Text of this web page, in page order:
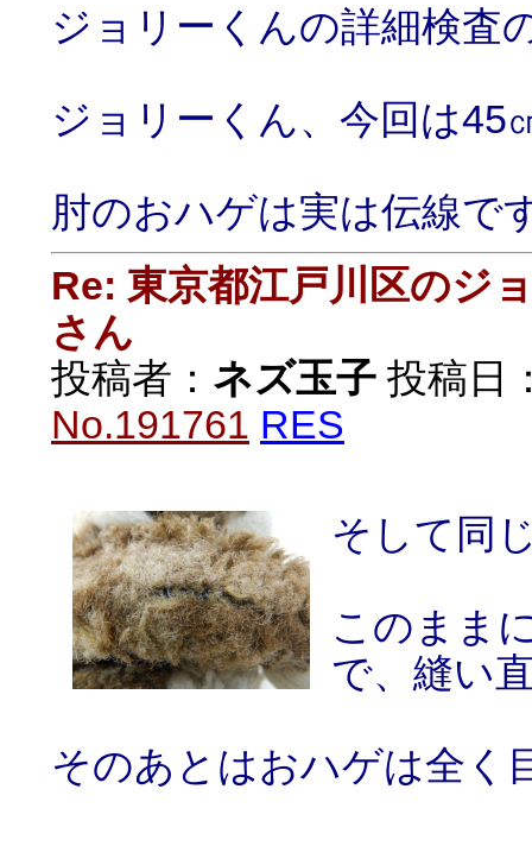
ジョリーくんの詳細検査
ジョリーくん、今回は45
肘のおハゲは実は伝線で
Re: 東京都江戸川区のジ
さん
投稿者： ネズ玉子 投稿日
No.191761 RES
そして同
このまま
で、縫い
そのあとはおハゲは全く